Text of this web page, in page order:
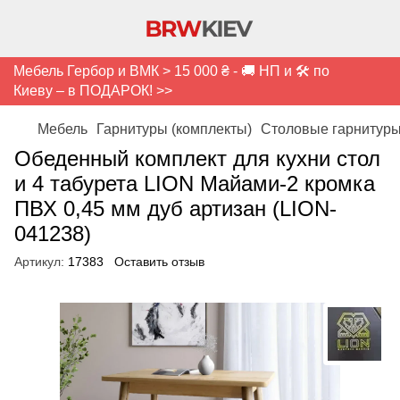
Мебель Гербор и ВМК > 15 000 ₴ - 🚚 НП и 🛠️ по
Киеву – в ПОДАРОК! >>
Мебель Гарнитуры (комплекты) Столовые
Обеденный комплект для кухни стол
и 4 табурета LION Майами-2 кромка
ПВХ 0,45 мм дуб артизан (LION-
041238)
Артикул: 17383 Оставить отзыв